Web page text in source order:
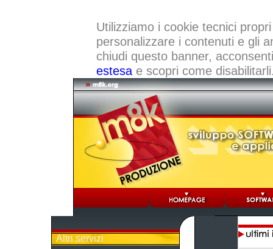
Utilizziamo i cookie tecnici
personalizzare i contenuti e gli
chiudi questo banner,
estesae scopri come
Altri servizi